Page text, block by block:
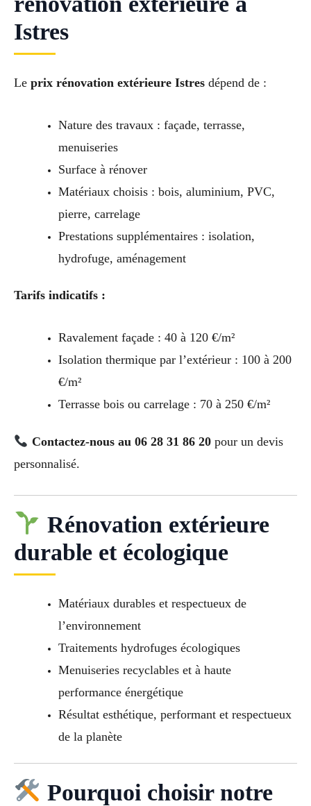
Istres
Le prix rénovation extérieure Istres dépend de :
Nature des travaux : façade, terrasse,
menuiseries
Surface à rénover
Matériaux choisis : bois, aluminium, PVC,
pierre, carrelage
Prestations supplémentaires : isolation,
hydrofuge, aménagement
Tarifs indicatifs :
Ravalement façade : 40 à 120 €/m²
Isolation thermique par l’extérieur : 100 à 200
€/m²
Terrasse bois ou carrelage : 70 à 250 €/m²
Contactez-nous au 06 28 31 86 20pour un devis
personnalisé.
Rénovation extérieure
durable et écologique
Matériaux durables et respectueux de
l’environnement
Traitements hydrofuges écologiques
Menuiseries recyclables et à haute
performance énergétique
Résultat esthétique, performant et respectueux
de la planète
Pourquoi choisir notre